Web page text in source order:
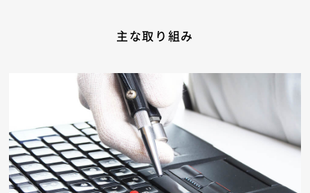
主な取り組み